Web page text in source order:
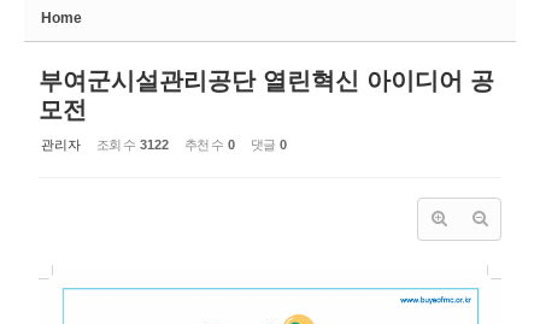
Home
부여군시설관리공단 열린혁신 아이디어 공
모전
관리자 조회 수 3122 추천 수 0 댓글 0